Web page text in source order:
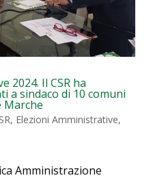
2024. Il CSR ha
a sindaco di 10 comuni
Marche
, Elezioni Amministrative,
Amministrazione